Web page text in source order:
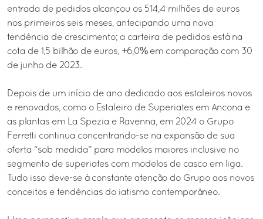
entrada de pedidos alcançou os 514,4 milhões de euros
nos primeiros seis meses, antecipando uma nova
tendência de crescimento; a carteira de pedidos está na
cota de 1,5 bilhão de euros, +6,0% em comparação com 30
de junho de 2023.
Depois de um início de ano dedicado aos estaleiros novos
e renovados, como o Estaleiro de Superiates em Ancona e
as plantas em La Spezia e Ravenna, em 2024 o Grupo
Ferretti continua concentrando-se na expansão de sua
oferta “sob medida” para modelos maiores inclusive no
segmento de superiates com modelos de casco em liga.
Tudo isso deve-se à constante atenção do Grupo aos novos
conceitos e tendências do iatismo contemporâneo.